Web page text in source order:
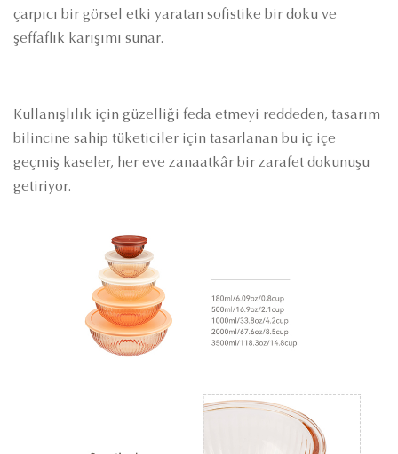
çarpıcı bir görsel etki yaratan sofistike bir doku ve
şeffaflık karışımı sunar.
Kullanışlılık için güzelliği feda etmeyi reddeden, tasarım
bilincine sahip tüketiciler için tasarlanan bu iç içe
geçmiş kaseler, her eve zanaatkâr bir zarafet dokunuşu
getiriyor.